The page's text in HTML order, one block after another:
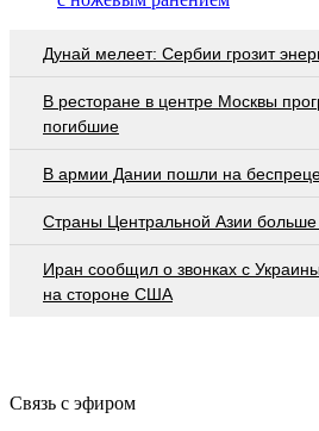
Дунай мелеет: Сербии грозит
В ресторане в центре Москвы
погибшие
В армии Дании пошли на
Страны Центральной Азии больше
Иран сообщил о звонках с
на стороне США
Связь с эфиром